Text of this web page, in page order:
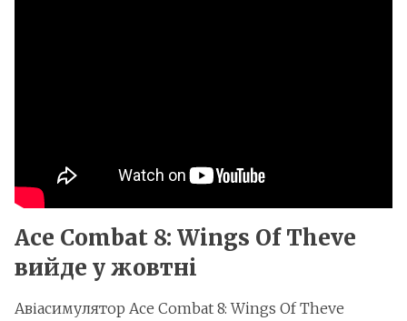
Ace Combat 8: Wings Of Theve
вийде у жовтні
Авіасимулятор Ace Combat 8: Wings Of Theve